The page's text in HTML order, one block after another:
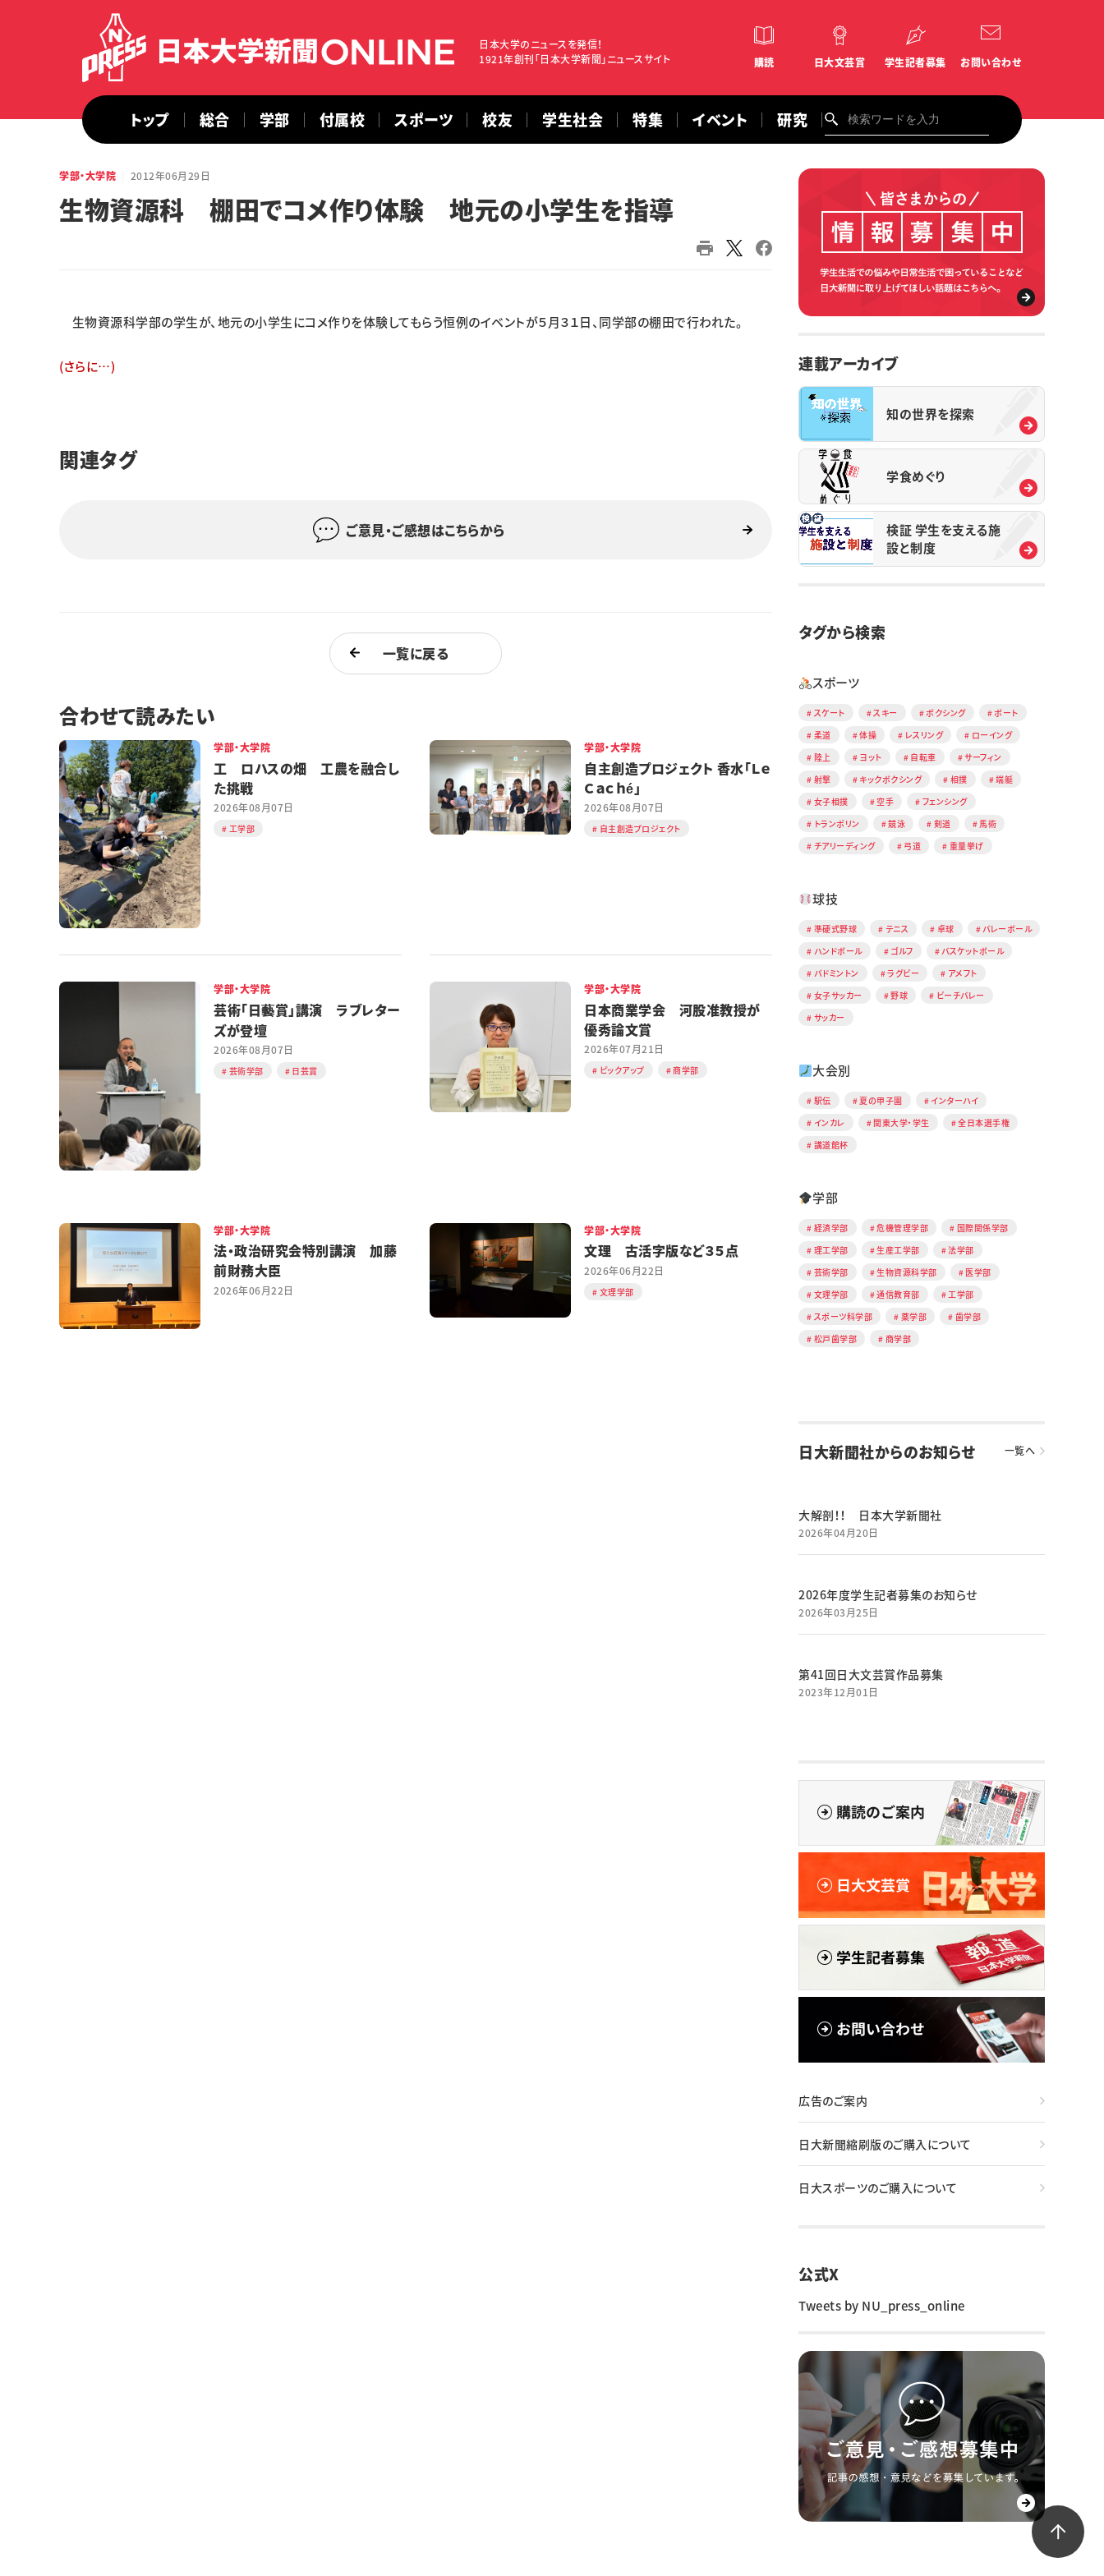
日本大学のニュースを発信！
1921年創刊「日本大学新聞」ニュースサイト
購読 日大文芸賞 学生記者募集 お問い合わせ
トップ 総合 学部 付属校 スポーツ 校友 学生社会 特集 イベント 研究
学部・大学院 2012年06月29日
生物資源科 棚田でコメ作り体験 地元の小学生を指導
生物資源科学部の学生が、地元の小学生にコメ作りを体験してもらう恒例のイベントが５月３１日、同学部の棚田で行われた。
(さらに…)
関連タグ
ご意見・ご感想はこちらから
一覧に戻る
合わせて読みたい
学部・大学院
工 ロハスの畑 工農を融合し
た挑戦
2026年08月07日
工学部
学部・大学院
自主創造プロジェクト 香水「Ｌｅ
Ｃａｃｈé」
2026年08月07日
自主創造プロジェクト
学部・大学院
芸術「日藝賞」講演 ラブレター
ズが登壇
2026年08月07日
芸術学部 日芸賞
学部・大学院
日本商業学会 河股准教授が
優秀論文賞
2026年07月21日
ピックアップ 商学部
学部・大学院
法・政治研究会特別講演 加藤
前財務大臣
2026年06月22日
学部・大学院
文理 古活字版など３５点
2026年06月22日
文理学部
連載アーカイブ
知の世界を探索
学食めぐり
検証 学生を支える施
設と制度
タグから検索
スポーツ
スケート スキー ボクシング
ボート
柔道
体操 レスリング
ローイング
陸上
ヨット 自転車
サーフィン
射撃
キックボクシング 相撲
端艇
女子相撲
空手
フェンシング
トランポリン
競泳 剣道
馬術
チアリーディング
弓道 重量挙げ
球技
準硬式野球 テニス 卓球
バレーボール
ハンドボール
ゴルフ
バスケットボール
バドミントン
ラグビー
アメフト
女子サッカー
野球
ビーチバレー
サッカー
大会別
駅伝 夏の甲子園
インターハイ
インカレ
関東大学・学生
全日本選手権
講道館杯
学部
経済学部 危機管理学部
国際関係学部
理工学部
生産工学部
法学部
芸術学部
生物資源科学部
医学部
文理学部
通信教育部
工学部
スポーツ科学部
薬学部
歯学部
松戸歯学部
商学部
日大新聞社からのお知らせ 一覧へ
大解剖！！ 日本大学新聞社
2026年04月20日
2026年度学生記者募集のお知らせ
2026年03月25日
第41回日大文芸賞作品募集
2023年12月01日
広告のご案内
日大新聞縮刷版のご購入について
日大スポーツのご購入について
公式X
Tweets by NU_press_online